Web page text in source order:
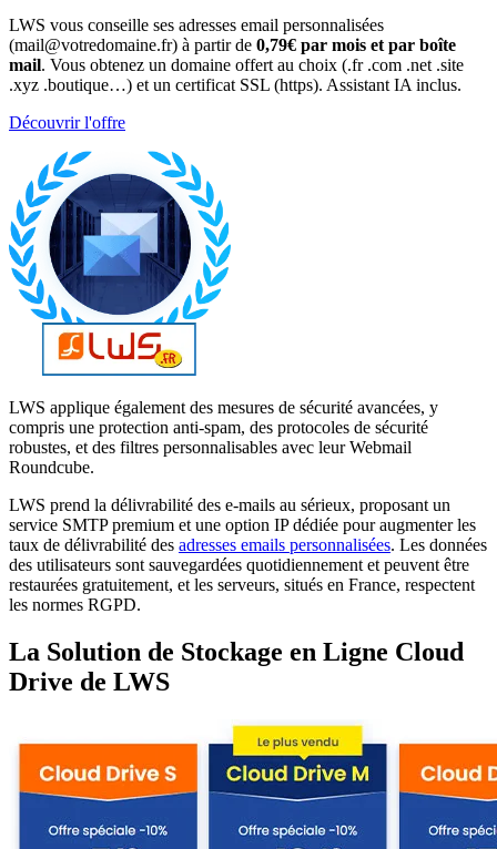
LWS vous conseille ses adresses email personnalisées
(mail@votredomaine.fr) à partir de 0,79€ par mois et par boîte
mail. Vous obtenez un domaine offert au choix (.fr .com .net .site
.xyz .boutique…) et un certificat SSL (https). Assistant IA inclus.
Découvrir l'offre
LWS applique également des mesures de sécurité avancées, y
compris une protection anti-spam, des protocoles de sécurité
robustes, et des filtres personnalisables avec leur Webmail
Roundcube.
LWS prend la délivrabilité des e-mails au sérieux, proposant un
service SMTP premium et une option IP dédiée pour augmenter les
taux de délivrabilité des adresses emails personnalisées. Les données
des utilisateurs sont sauvegardées quotidiennement et peuvent être
restaurées gratuitement, et les serveurs, situés en France, respectent
les normes RGPD.
La Solution de Stockage en Ligne Cloud
Drive de LWS